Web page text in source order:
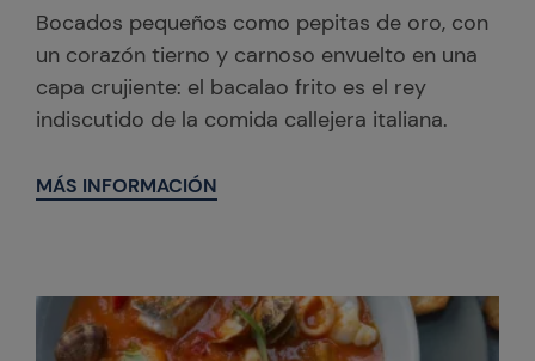
Bocados pequeños como pepitas de oro, con
un corazón tierno y carnoso envuelto en una
capa crujiente: el bacalao frito es el rey
indiscutido de la comida callejera italiana.
MÁS INFORMACIÓN